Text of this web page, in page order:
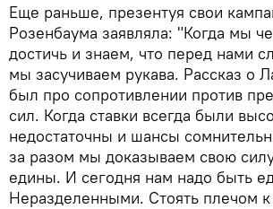
Еще раньше, презентуя свои
Розенбаума заявляла: "Когда мы
достичь и знаем, что перед нами
мы засучиваем рукава. Рассказ о
был про сопротивлении против
сил. Когда ставки всегда были
недостаточны и шансы
за разом мы доказываем свою
едины. И сегодня нам надо быть
Неразделенными. Стоять плечом